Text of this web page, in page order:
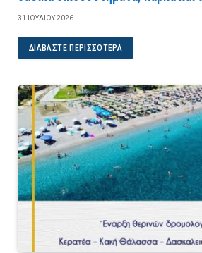
31 ΙΟΥΛΊΟΥ 2026
ΔΙΑΒΆΣΤΕ ΠΕΡΙΣΣΌΤΕΡΑ